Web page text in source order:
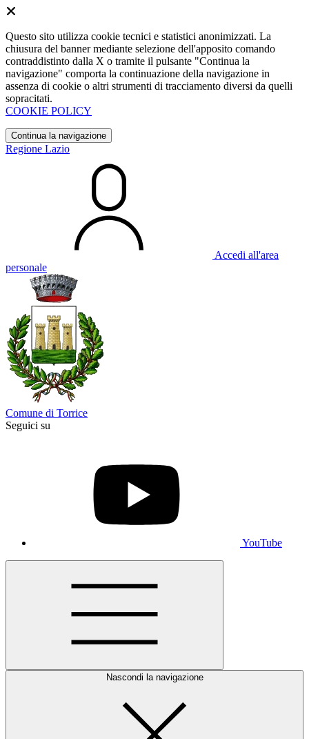
Questo sito utilizza cookie tecnici e statistici anonimizzati. La
chiusura del banner mediante selezione dell'apposito comando
contraddistinto dalla X o tramite il pulsante "Continua la
navigazione" comporta la continuazione della navigazione in
assenza di cookie o altri strumenti di tracciamento diversi da quelli
sopracitati.
COOKIE POLICY
Continua la navigazione
Regione Lazio
Accedi all'area
personale
Comune di Torrice
Seguici su
YouTube
Nascondi la navigazione